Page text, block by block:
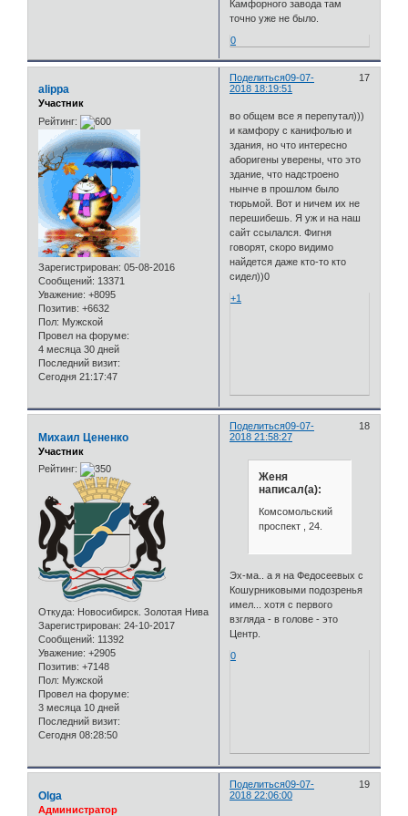
Камфорного завода там
точно уже не было.
0
Поделиться 17
09-07-
2018 18:19:51
alippa
Участник
Рейтинг:
Зарегистрирован: 05-08-2016
Сообщений: 13371
Уважение: +8095
Позитив: +6632
Пол: Мужской
Провел на форуме:
4 месяца 30 дней
Последний визит:
Сегодня 21:17:47
во общем все я перепутал)))
и камфору с канифолью и
здания, но что интересно
аборигены уверены, что это
здание, что надстроено
нынче в прошлом было
тюрьмой. Вот и ничем их не
перешибешь. Я уж и на наш
сайт ссылался. Фигня
говорят, скоро видимо
найдется даже кто-то кто
сидел))0
+1
Поделиться 18
09-07-
2018 21:58:27
Михаил Цененко
Участник
Рейтинг:
Откуда: Новосибирск. Золотая Нива
Зарегистрирован: 24-10-2017
Сообщений: 11392
Уважение: +2905
Позитив: +7148
Пол: Мужской
Провел на форуме:
3 месяца 10 дней
Последний визит:
Сегодня 08:28:50
Женя
написал(а):
Комсомольский
проспект , 24.
Эх-ма.. а я на Федосеевых с
Кошурниковыми подозренья
имел... хотя с первого
взгляда - в голове - это
Центр.
0
Поделиться 19
09-07-
2018 22:06:00
Olga
Администратор